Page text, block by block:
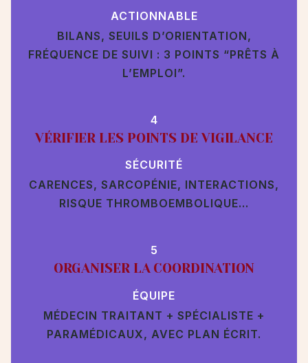
ACTIONNABLE
BILANS, SEUILS D’ORIENTATION,
FRÉQUENCE DE SUIVI : 3 POINTS “PRÊTS À
L’EMPLOI”.
4
VÉRIFIER LES POINTS DE VIGILANCE
SÉCURITÉ
CARENCES, SARCOPÉNIE, INTERACTIONS,
RISQUE THROMBOEMBOLIQUE…
5
ORGANISER LA COORDINATION
ÉQUIPE
MÉDECIN TRAITANT + SPÉCIALISTE +
PARAMÉDICAUX, AVEC PLAN ÉCRIT.